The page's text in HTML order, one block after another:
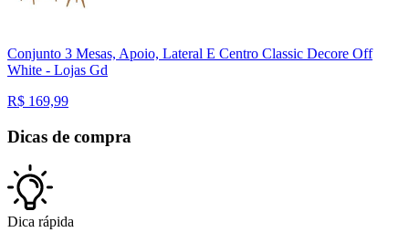
Conjunto 3 Mesas, Apoio, Lateral E Centro Classic Decore Off
White - Lojas Gd
R$ 169,99
Dicas de compra
Dica rápida